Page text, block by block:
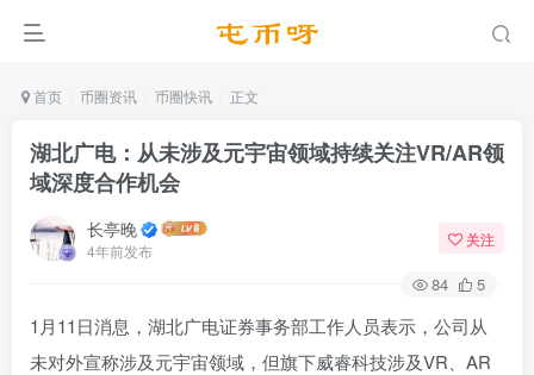
首页 币圈资讯 币圈快讯 正文
湖北广电：从未涉及元宇宙领域持续关注VR/AR领
域深度合作机会
长亭晚
4年前发布
关注
84 5
1月11日消息，湖北广电证券事务部工作人员表示，公司从
未对外宣称涉及元宇宙领域，但旗下威睿科技涉及VR、AR